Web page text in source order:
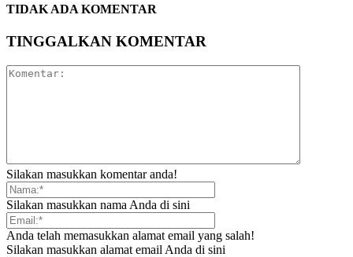
TIDAK ADA KOMENTAR
TINGGALKAN KOMENTAR
Silakan masukkan komentar anda!
Silakan masukkan nama Anda di sini
Anda telah memasukkan alamat email yang salah!
Silakan masukkan alamat email Anda di sini